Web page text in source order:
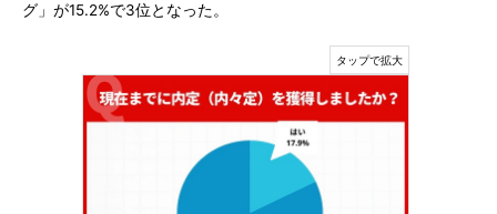
グ」が15.2%で3位となった。